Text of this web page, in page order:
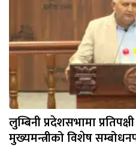
लुम्बिनी प्रदेशसभामा
मुख्यमन्त्रीको विशेष